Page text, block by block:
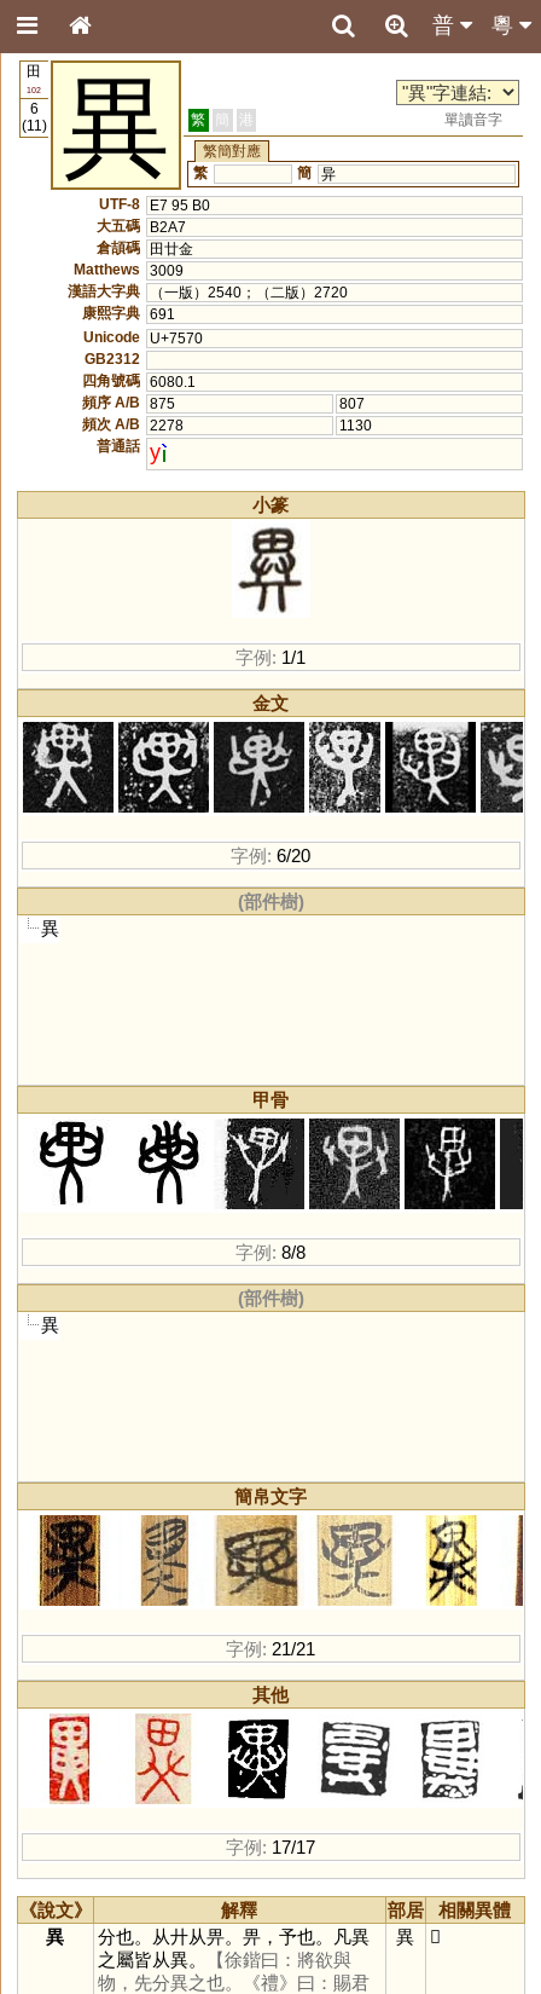
粵
普
田
102
6
(11)
異 繁 簡 港
單讀音字
繁簡對應
繁
簡 异
UTF-8
E7 95 B0
大五碼
B2A7
倉頡碼
田廿金
Matthews
3009
漢語大字典
（一版）2540；（二版）2720
康熙字典 691
Unicode
U+7570
GB2312
四角號碼 6080.1
頻序 A/B
875
807
頻次 A/B
2278
1130
普通話 y
小篆
字例: 1/1
金文
字例: 6/20
(部件樹)
異
甲骨
字例: 8/8
(部件樹)
異
簡帛文字
字例: 21/21
其他
字例: 17/17
《說文》 解釋 部居
相關異體
異
分也。从廾从畀。畀，予也。凡異
之屬皆从異。
【徐鍇曰：將欲與
物，先分異之也。《禮》曰：賜君
異 𠔱